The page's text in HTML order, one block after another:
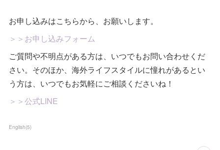
お申し込みはこちらから、お願いします。
＞＞お申し込みフォーム
ご質問や不明点がある方は、いつでもお問い合わせくだ
さい。そのほか、海外ライフスタイルに憧れがあるとい
う方は、いつでもお気軽にご相談くださいね！
＞＞公式LINE
English(5)